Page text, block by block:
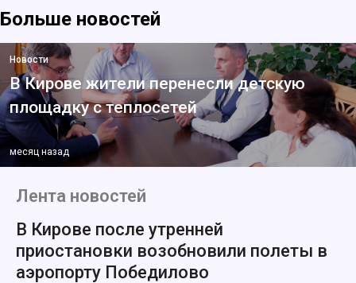
Больше новостей
Новости
В Кирове жители перенесли детскую
площадку с теплосетей
месяц назад
Лента новостей
В Кирове после утренней
приостановки возобновили полеты в
аэропорту Победилово